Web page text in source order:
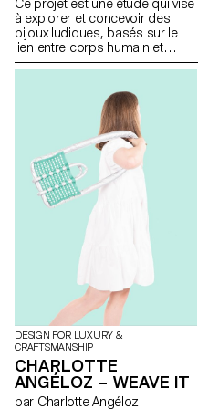
Ce projet est une étude qui vise
à explorer et concevoir des
bijoux ludiques, basés sur le
lien entre corps humain et
bijoux en termes d’émotion. J’ai
en faisant tourner les différents
éléments, inspirés des
mosaïques turques
traditionnelles.
DESIGN FOR LUXURY &
CRAFTSMANSHIP
CHARLOTTE
ANGÉLOZ – WEAVE IT
par Charlotte Angéloz